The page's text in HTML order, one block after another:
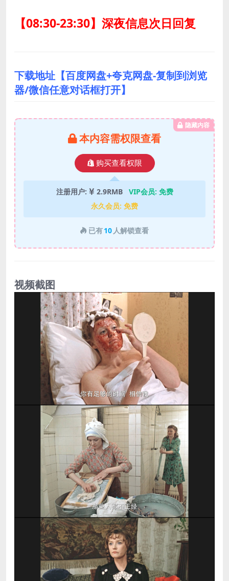
【08:30-23:30】深夜信息次日回复
下载地址【百度网盘+夸克网盘-复制到浏览
器/微信任意对话框打开】
隐藏内容
本内容需权限查看
购买查看权限
注册用户: 2.9RMB VIP会员: 免费
永久会员: 免费
已有10 人解锁查看
视频截图